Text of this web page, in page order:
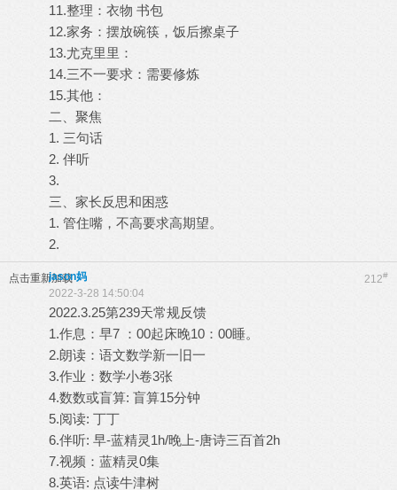
11.整理：衣物 书包
12.家务：摆放碗筷，饭后擦桌子
13.尤克里里：
14.三不一要求：需要修炼
15.其他：
二、聚焦
1. 三句话
2. 伴听
3.
三、家长反思和困惑
1. 管住嘴，不高要求高期望。
2.
点击重新加载 212#
jason妈
2022-3-28 14:50:04
2022.3.25第239天常规反馈
1.作息：早7 ：00起床晚10：00睡。
2.朗读：语文数学新一旧一
3.作业：数学小卷3张
4.数数或盲算: 盲算15分钟
5.阅读: 丁丁
6.伴听: 早-蓝精灵1h/晚上-唐诗三百首2h
7.视频：蓝精灵0集
8.英语: 点读牛津树